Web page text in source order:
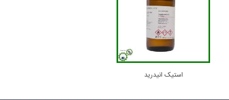
استیک انیدرید